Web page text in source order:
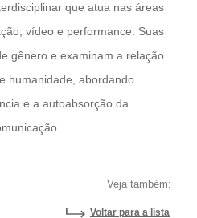
que atua nas áreas
vídeo e performance. Suas
gênero e examinam a relação
humanidade, abordando
e a autoabsorção da
Veja também:
Voltar para a lista